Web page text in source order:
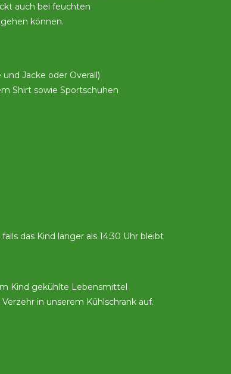
auch bei feuchten
können.
Jacke oder Overall)
Shirt sowie Sportschuhen
das Kind länger als 14:30 Uhr bleibt
Kind gekühlte Lebensmittel
in unserem Kühlschrank auf.